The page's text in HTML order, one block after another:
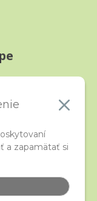
a zapamätať si